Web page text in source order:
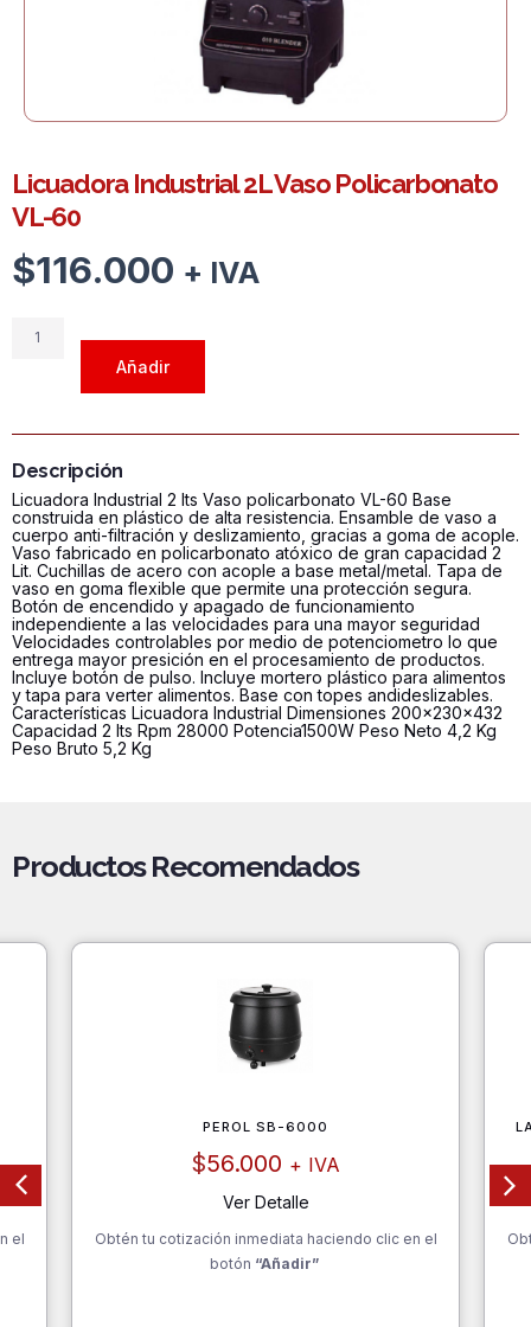
Licuadora Industrial 2L Vaso Policarbonato
VL-60
$116.000 + IVA
Licuadora
60
cantidad
Añadir
Descripción
Licuadora Industrial 2 lts Vaso policarbonato VL-60 Base
construida en plástico de alta resistencia. Ensamble de vaso a
cuerpo anti-filtración y deslizamiento, gracias a goma de acople.
Vaso fabricado en policarbonato atóxico de gran capacidad 2
Lit. Cuchillas de acero con acople a base metal/metal. Tapa de
vaso en goma flexible que permite una protección segura.
Botón de encendido y apagado de funcionamiento
independiente a las velocidades para una mayor seguridad
Velocidades controlables por medio de potenciometro lo que
entrega mayor presición en el procesamiento de productos.
Incluye botón de pulso. Incluye mortero plástico para alimentos
y tapa para verter alimentos. Base con topes andideslizables.
Características Licuadora Industrial Dimensiones 200x230x432
Capacidad 2 lts Rpm 28000 Potencia1500W Peso Neto 4,2 Kg
Peso Bruto 5,2 Kg
Productos Recomendados
el
PEROL SB-6000
$56.000 + IVA
Ver Detalle
Obtén tu cotización inmediata haciendo clic en el
botón “Añadir”